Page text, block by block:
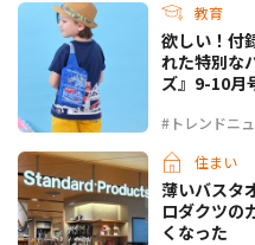
教育
#トレンドニ
欲しい！付
れた特別な
ズ』9-10月
住まい
薄いバスタ
ロダクツの
くなった